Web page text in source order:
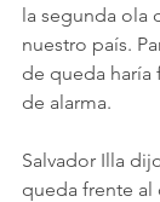
la segunda ola
nuestro país.
de queda haría
de alarma.
Salvador Illa
queda frente